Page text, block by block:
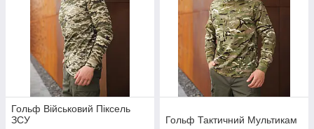
Гольф Військовий Піксель
ЗСУ
Гольф Тактичний Мультикам